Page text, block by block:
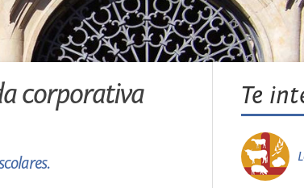
corporativa Te